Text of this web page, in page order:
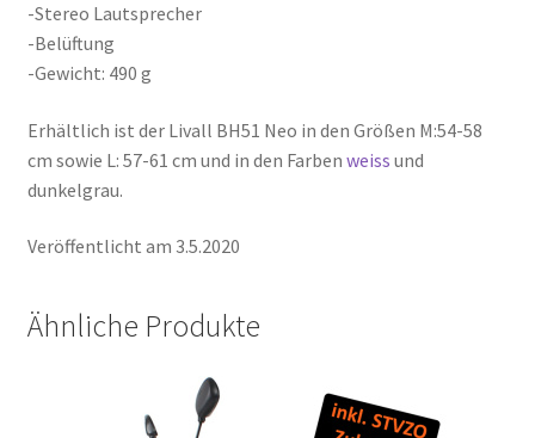
-Stereo Lautsprecher
-Belüftung
-Gewicht: 490 g
Erhältlich ist der Livall BH51 Neo in den Größen M:54-58
cm sowie L: 57-61 cm und in den Farben weiss und
dunkelgrau.
Veröffentlicht am 3.5.2020
Ähnliche Produkte